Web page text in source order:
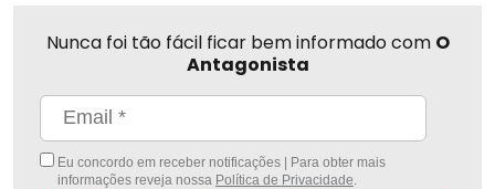
Nunca foi tão fácil ficar bem informado com O
Antagonista
Eu concordo em receber notificações | Para obter mais
informações reveja nossa Política de Privacidade